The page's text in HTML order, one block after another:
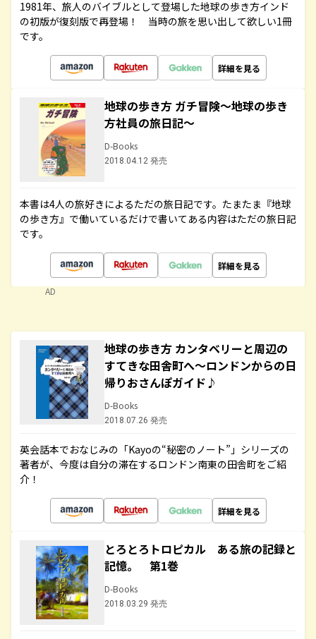
1981年、旅人のバイブルとして登場した地球の歩き方インド
の初版が復刻版で再登場！ 当時の旅を思い出して欲しい1冊
です。
詳細を見る
地球の歩き方 ガチ冒険～地球の歩き
方社員の旅日記～
D-Books
2018.04.12 発売
本書は4人の旅好きによるただの旅日記です。たまたま『地球
の歩き方』で働いているだけで書いてある内容はただの旅日記
です。
詳細を見る
AD
地球の歩き方 カンタベリーと周辺の
すてきな田舎町へ～ロンドンからの日
帰りおさんぽガイド♪
D-Books
2018.07.26 発売
英会話本でおなじみの「Kayoの“秘密のノート”」シリーズの
著者が、今度は自分の滞在するロンドン南東の田舎町をご紹
介！
詳細を見る
とろとろトロピカル ある旅の記録と
記憶。 第1巻
D-Books
2018.03.29 発売